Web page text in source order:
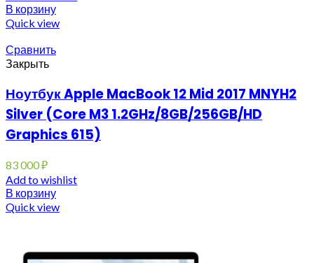
В корзину
Quick view
Сравнить
Закрыть
Ноутбук Apple MacBook 12 Mid 2017 MNYH2
Silver (Core M3 1.2GHz/8GB/256GB/HD
Graphics 615)
83 000₽
Add to wishlist
В корзину
Quick view